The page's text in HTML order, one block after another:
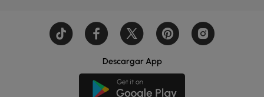
Versatile & Durable L-Shaped Sofa Set
This stylish L-shaped sofa set features adjustable height
Descargar App